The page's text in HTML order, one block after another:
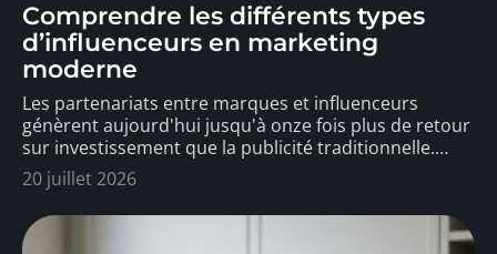
Comprendre les différents types
d’influenceurs en marketing
moderne
Les partenariats entre marques et influenceurs
génèrent aujourd'hui jusqu'à onze fois plus de retour
sur investissement que la publicité traditionnelle.…
20 juillet 2026